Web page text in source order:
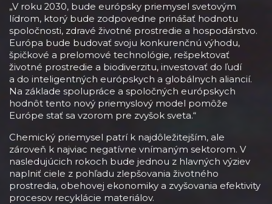
„V roku 2030, bude európsky priemysel svetovým
lídrom, ktorý bude zodpovedne prinášať hodnotu
spoločnosti, zdravé životné prostredie a hospodárstvo.
Európa bude budovať svoju konkurenčnú výhodu,
špičkové a prelomové technológie, rešpektovať
životné prostredie a biodiverzitu, investovať do ľudí
a do inteligentných európskych a globálnych aliancií.
Na základe spolupráce a spoločných európskych
hodnôt tento nový priemyslový model pomôže
Európe stať sa vzorom pre zvyšok sveta.“
Chemický priemysel patrí k najdôležitejším, ale
zároveň k najviac negatívne vnímaným sektorom. V
nasledujúcich rokoch bude jednou z hlavných výziev
naplniť ciele z pohľadu zlepšovania životného
prostredia, obehovej ekonomiky a zvyšovania efektivity
procesov recyklácie materiálov.